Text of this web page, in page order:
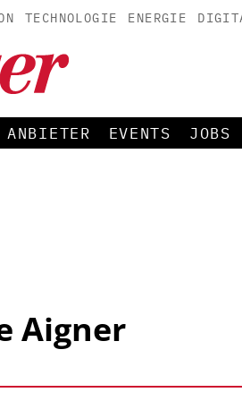
TECHNOLOGIE ENERGIE
ANBIETER EVENTS JOBS
Aigner